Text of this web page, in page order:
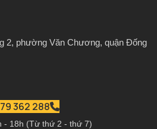
2, phường Văn Chương, quận Đống
362 288
- 18h (Từ thứ 2 - thứ 7)